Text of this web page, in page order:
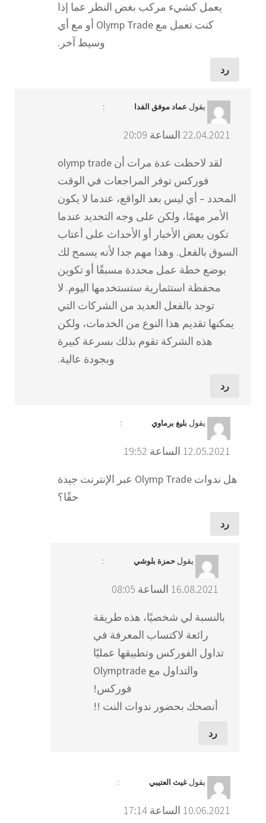
يعمل كشيء مركب بغض النظر عما إذا
كنت تعمل مع Olymp Trade أو مع أي
وسيط آخر.
رد
يقول عماد موفق الفدا :
22.04.2021 الساعة 20:09
لقد لاحظت عدة مرات أن olymp trade
فوركس توفر المراجعات في الوقت
المحدد – أي ليس بعد الواقع، عندما لا يكون
الأمر مهمًا، ولكن على وجه التحديد عندما
تكون بعض الأخبار أو الأحداث على أعتاب
السوق بالفعل. وهذا مهم جدا لأنه يسمح لك
بوضع خطة عمل محددة مسبقًا أو تكوين
محفظة استثمارية ستستخدمها اليوم. لا
توجد بالفعل العديد من الشركات التي
يمكنها تقديم هذا النوع من الخدمات، ولكن
هذه الشركة تقوم بذلك بسرعة كبيرة
وبجودة عالية.
رد
يقول بليغ برماوي :
12.05.2021 الساعة 19:52
هل ندوات Olymp Trade عبر الإنترنت جيدة
حقًا؟
رد
يقول حمزة بلوشي :
16.08.2021 الساعة 08:05
بالنسبة لي شخصيًا، هذه طريقة
رائعة لاكتساب المعرفة في
تداول الفوركس وتطبيقها عمليًا
والتداول مع Olymptrade
فوركس!
أنصحك بحضور ندوات النت !!
رد
يقول غيث العتيبي :
10.06.2021 الساعة 17:14